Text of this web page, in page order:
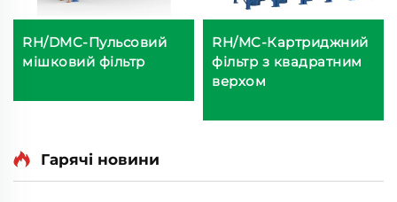
RH/DMC-Пульсовий
мішковий фільтр
RH/MC-Картриджний
фільтр з квадратним
верхом
Гарячі новини